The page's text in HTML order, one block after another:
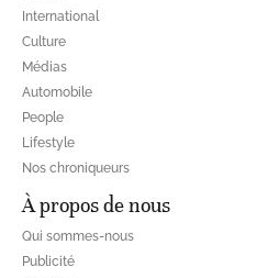
International
Culture
Médias
Automobile
People
Lifestyle
Nos chroniqueurs
À propos de nous
Qui sommes-nous
Publicité